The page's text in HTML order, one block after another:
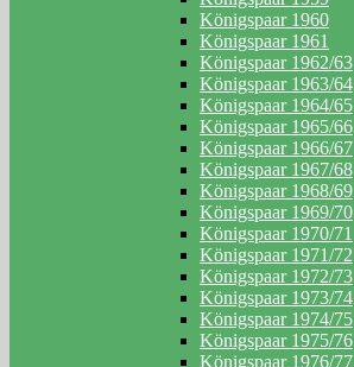
Königspaar 1960
Königspaar 1961
Königspaar 1962/63
Königspaar 1963/64
Königspaar 1964/65
Königspaar 1965/66
Königspaar 1966/67
Königspaar 1967/68
Königspaar 1968/69
Königspaar 1969/70
Königspaar 1970/71
Königspaar 1971/72
Königspaar 1972/73
Königspaar 1973/74
Königspaar 1974/75
Königspaar 1975/76
Königspaar 1976/77